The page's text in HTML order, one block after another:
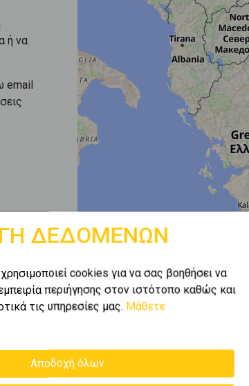
ή να
email
ΔΕΔΟΜΕΝΩΝ
cookies για να σας βοηθήσει να
περιήγησης στον ιστότοπο καθώς και
τις υπηρεσίες μας. Μάθετε
Αποδοχή όλων